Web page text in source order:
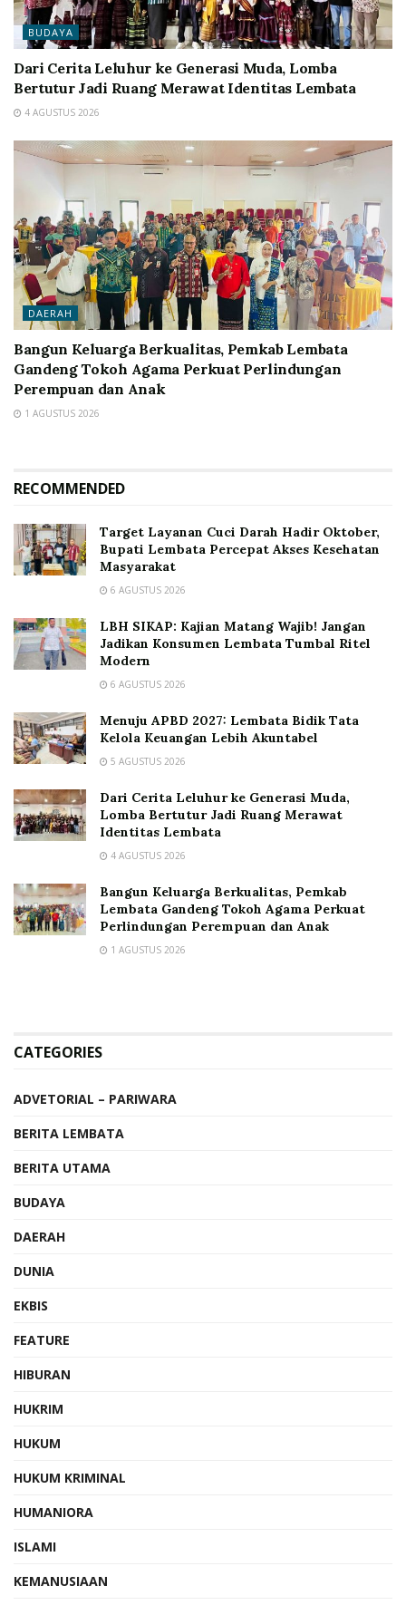
BUDAYA
Dari Cerita Leluhur ke Generasi Muda, Lomba
Bertutur Jadi Ruang Merawat Identitas Lembata
4 AGUSTUS 2026
DAERAH
Bangun Keluarga Berkualitas, Pemkab Lembata
Gandeng Tokoh Agama Perkuat Perlindungan
Perempuan dan Anak
1 AGUSTUS 2026
RECOMMENDED
Target Layanan Cuci Darah Hadir Oktober,
Bupati Lembata Percepat Akses Kesehatan
Masyarakat
6 AGUSTUS 2026
LBH SIKAP: Kajian Matang Wajib! Jangan
Jadikan Konsumen Lembata Tumbal Ritel
Modern
6 AGUSTUS 2026
Menuju APBD 2027: Lembata Bidik Tata
Kelola Keuangan Lebih Akuntabel
5 AGUSTUS 2026
Dari Cerita Leluhur ke Generasi Muda,
Lomba Bertutur Jadi Ruang Merawat
Identitas Lembata
4 AGUSTUS 2026
Bangun Keluarga Berkualitas, Pemkab
Lembata Gandeng Tokoh Agama Perkuat
Perlindungan Perempuan dan Anak
1 AGUSTUS 2026
CATEGORIES
ADVETORIAL – PARIWARA
BERITA LEMBATA
BERITA UTAMA
BUDAYA
DAERAH
DUNIA
EKBIS
FEATURE
HIBURAN
HUKRIM
HUKUM
HUKUM KRIMINAL
HUMANIORA
ISLAMI
KEMANUSIAAN